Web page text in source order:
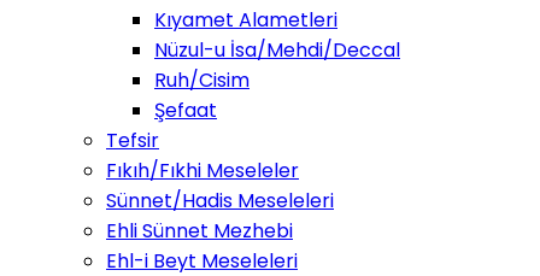
Kıyamet Alametleri
Nüzul-u İsa/Mehdi/Deccal
Ruh/Cisim
Şefaat
Tefsir
Fıkıh/Fıkhi Meseleler
Sünnet/Hadis Meseleleri
Ehli Sünnet Mezhebi
Ehl-i Beyt Meseleleri